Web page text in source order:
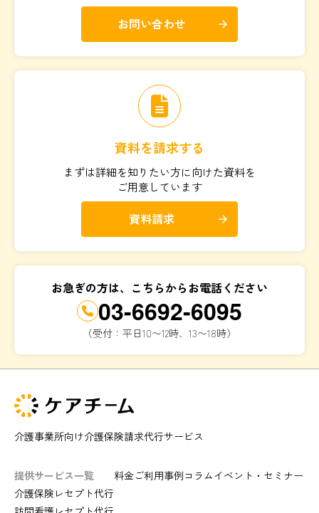
お問い合わせ arrow_forward
資料を請求する
まずは詳細を知りたい方に向けた資料を
ご用意しています
資料請求 arrow_forward
お急ぎの方は、こちらからお電話ください
03-6692-6095
（受付：平日10〜12時、13〜18時）
介護事業所向け介護保険請求代行サービス
提供サービス一覧
介護保険レセプト代行
料金ご利用事例コラムイベント・セミナー